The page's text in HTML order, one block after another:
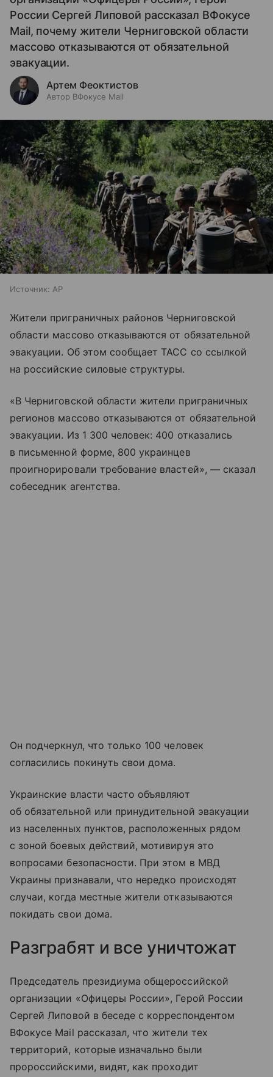
России Сергей Липовой рассказал ВФокусе
Mail, почему жители Черниговской области
массово отказываются от обязательной
эвакуации.
Артем Феоктистов
Автор ВФокусе Mail
Источник: AP
Жители приграничных районов Черниговской
области массово отказываются от обязательной
эвакуации. Об этом сообщает ТАСС со ссылкой
на российские силовые структуры.
«В Черниговской области жители приграничных
регионов массово отказываются от обязательной
эвакуации. Из 1 300 человек: 400 отказались
в письменной форме, 800 украинцев
проигнорировали требование властей», — сказал
собеседник агентства.
Он подчеркнул, что только 100 человек
согласились покинуть свои дома.
Украинские власти часто объявляют
об обязательной или принудительной эвакуации
из населенных пунктов, расположенных рядом
с зоной боевых действий, мотивируя это
вопросами безопасности. При этом в МВД
Украины признавали, что нередко происходят
случаи, когда местные жители отказываются
покидать свои дома.
Разграбят и все уничтожат
Председатель президиума общероссийской
организации «Офицеры России», Герой России
Сергей Липовой в беседе с корреспондентом
ВФокусе Mail рассказал, что жители тех
территорий, которые изначально были
пророссийскими, видят, как проходит